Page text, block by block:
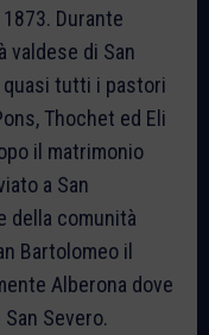
Durante
valdese di San
quasi tutti i pastori
Thochet ed Eli
il matrimonio
a San
della comunità
Bartolomeo il
Alberona dove
Severo.